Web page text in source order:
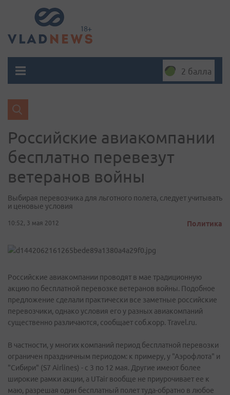
2 балла
Российские авиакомпании
бесплатно перевезут
ветеранов войны
Выбирая перевозчика для льготного полета, следует учитывать
и ценовые условия
10:52, 3 мая 2012 Политика
Российские авиакомпании проводят в мае традиционную
акцию по бесплатной перевозке ветеранов войны. Подобное
предложение сделали практически все заметные российские
перевозчики, однако условия его у разных авиакомпаний
существенно различаются, сообщает соб.корр. Travel.ru.
В частности, у многих компаний период бесплатной перевозки
ограничен праздничным периодом: к примеру, у "Аэрофлота" и
"Сибири" (S7 Airlines) - с 3 по 12 мая. Другие имеют более
широкие рамки акции, a UTair вообще не приурочивает ее к
маю, разрешая один бесплатный полет туда-обратно в любое